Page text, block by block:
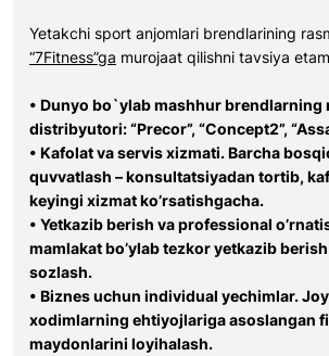
Yetakchi sport anjomlari brendlarining
“7Fitness”ga murojaat qilishni tavsiya
• Dunyo bo`ylab mashhur brendlarning
distribyutori: “Precor”, “Concept2”,
• Kafolat va servis xizmati. Barcha
quvvatlash – konsultatsiyadan tortib,
keyingi xizmat ko’rsatishgacha.
• Yetkazib berish va professional
mamlakat bo’ylab tezkor yetkazib
sozlash.
• Biznes uchun individual yechimlar.
xodimlarning ehtiyojlariga asoslangan
maydonlarini loyihalash.